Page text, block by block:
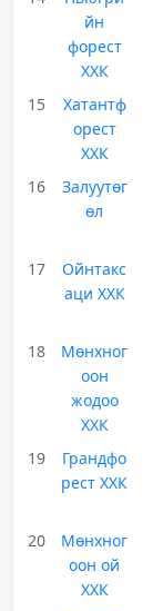
йн
форест
ХХК
15
Хатантф
орест
ХХК
16
Залуутөг
өл
17
Ойнтакс
аци ХХК
18
Мөнхног
оон
жодоо
ХХК
19
Грандфо
рест ХХК
20
Мөнхног
оон ой
ХХК